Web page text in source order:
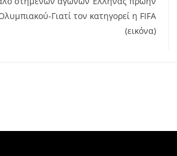
Γιατί τον κατηγορεί η FIFA
(εικόνα)